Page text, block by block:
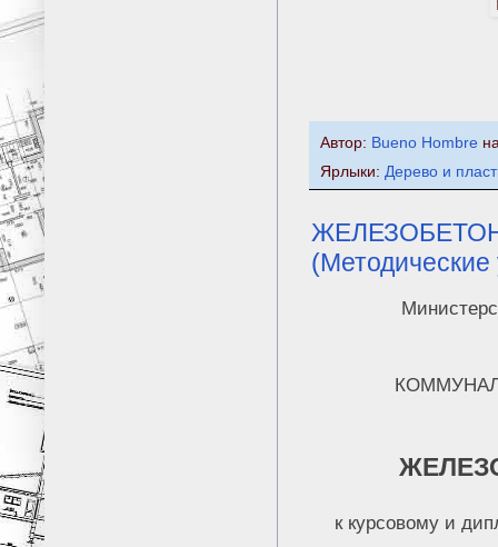
Автор: Bueno Hombre
Ярлыки: Дерево и
к курсовому и